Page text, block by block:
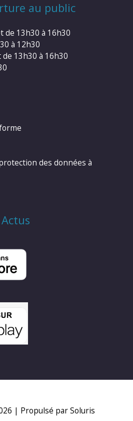
au public
de 13h30 à 16h30
à 12h30
de 13h30 à 16h30
des données à
| Propulsé par Soluris